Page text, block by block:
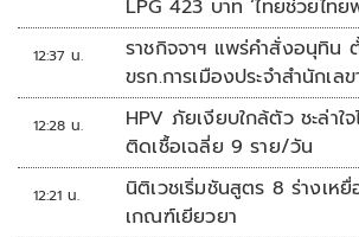
LPG 423 บาท ‘ไทยช่วยไท
แสนล้าน
12:37 น.
ราชกิจจาฯ แพร่คำสั่งอนุทิน
ขรก.การเมืองประจำสำนักเล
12:28 น.
HPV ภัยเงียบใกล้ตัว ชะล่าใ
ติดเชื้อเฉลี่ย 9 ราย/วัน
12:21 น.
นิติเวชเริ่มชันสูตร 8 ร่างเห
เกณฑ์เยียวยา